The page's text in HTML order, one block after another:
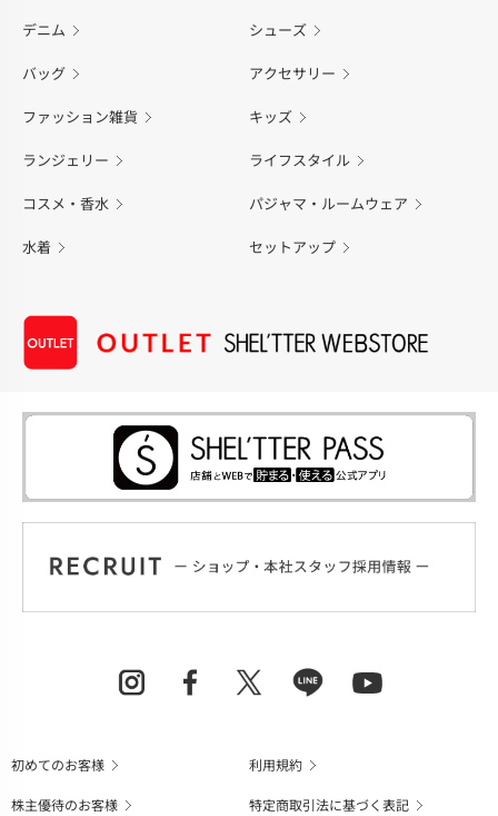
デニム シューズ
バッグ アクセサリー
ファッション雑貨 キッズ
ランジェリー ライフスタイル
コスメ・香水 パジャマ・ルームウェア
水着 セットアップ
初めてのお客様
利用規約
株主優待のお客様
特定商取引法に基づく表記